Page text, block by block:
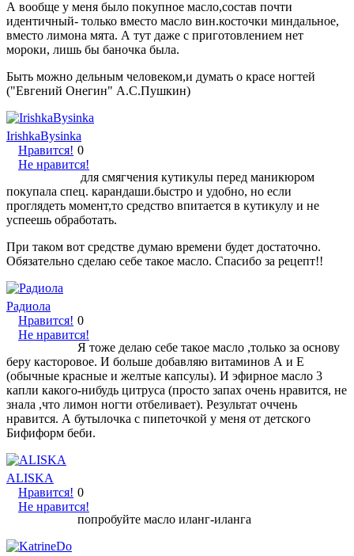
А вообще у меня было покупное масло,состав почти
идентичный- только вместо масло вин.косточки миндальное,
вместо лимона мята. А тут даже с приготовлением нет
мороки, лишь бы баночка была.
Быть можно дельным человеком,и думать о красе ногтей
("Евгений Онегин" А.С.Пушкин)
IrishkaBysinka
Нравится!
Не нравится!
0
для смягчения кутикулы перед маникюром
покупала спец. карандаши.быстро и удобно, но если
проглядеть момент,то средство впитается в кутикулу и не
успеешь обработать.
При таком вот средстве думаю времени будет достаточно.
Обязательно сделаю себе такое масло. Спасибо за рецепт!!
Радиола
Нравится!
Не нравится!
0
Я тоже делаю себе такое масло ,только за основу
беру касторовое. И больше добавляю витаминов А и Е
(обычные красные и желтые капсулы). И эфирное масло 3
капли какого-нибудь цитруса (просто запах очень нравится, не
знала ,что лимон ногти отбеливает). Результат оччень
нравится. А бутылочка с пипеточкой у меня от детского
Бифиформ беби.
ALISKA
Нравится!
Не нравится!
0
попробуйте масло иланг-иланга